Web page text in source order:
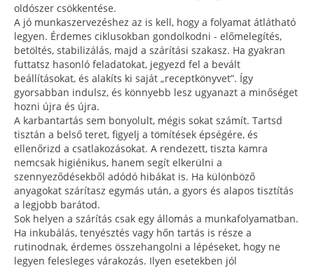
oldószer csökkentése.
A jó munkaszervezéshez az is kell, hogy a folyamat átlátható
legyen. Érdemes ciklusokban gondolkodni - előmelegítés,
betöltés, stabilizálás, majd a szárítási szakasz. Ha gyakran
futtatsz hasonló feladatokat, jegyezd fel a bevált
beállításokat, és alakíts ki saját „receptkönyvet”. Így
gyorsabban indulsz, és könnyebb lesz ugyanazt a minőséget
hozni újra és újra.
A karbantartás sem bonyolult, mégis sokat számít. Tartsd
tisztán a belső teret, figyelj a tömítések épségére, és
ellenőrizd a csatlakozásokat. A rendezett, tiszta kamra
nemcsak higiénikus, hanem segít elkerülni a
szennyeződésekből adódó hibákat is. Ha különböző
anyagokat szárítasz egymás után, a gyors és alapos tisztítás
a legjobb barátod.
Sok helyen a szárítás csak egy állomás a munkafolyamatban.
Ha inkubálás, tenyésztés vagy hőn tartás is része a
rutinodnak, érdemes összehangolni a lépéseket, hogy ne
legyen felesleges várakozás. Ilyen esetekben jól